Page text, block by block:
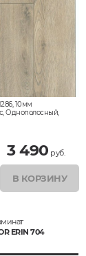
10мм
Однополосный,
3 490 руб.
В КОРЗИНУ
ERIN 704